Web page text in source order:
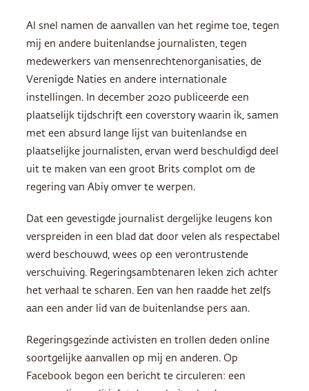
Al snel namen de aanvallen van het regime toe, tegen
mij en andere buitenlandse journalisten, tegen
medewerkers van mensenrechtenorganisaties, de
Verenigde Naties en andere internationale
instellingen. In december 2020 publiceerde een
plaatselijk tijdschrift een coverstory waarin ik, samen
met een absurd lange lijst van buitenlandse en
plaatselijke journalisten, ervan werd beschuldigd deel
uit te maken van een groot Brits complot om de
regering van Abiy omver te werpen.
Dat een gevestigde journalist dergelijke leugens kon
verspreiden in een blad dat door velen als respectabel
werd beschouwd, wees op een verontrustende
verschuiving. Regeringsambtenaren leken zich achter
het verhaal te scharen. Een van hen raadde het zelfs
aan een ander lid van de buitenlandse pers aan.
Regeringsgezinde activisten en trollen deden online
soortgelijke aanvallen op mij en anderen. Op
Facebook begon een bericht te circuleren: een